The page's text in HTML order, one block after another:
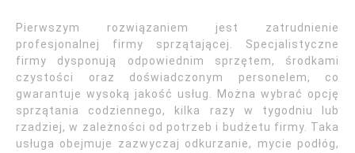
Pierwszym rozwiązaniem jest zatrudnienie
profesjonalnej firmy sprzątającej. Specjalistyczne
firmy dysponują odpowiednim sprzętem, środkami
czystości oraz doświadczonym personelem, co
gwarantuje wysoką jakość usług. Można wybrać opcję
sprzątania codziennego, kilka razy w tygodniu lub
rzadziej, w zależności od potrzeb i budżetu firmy. Taka
usługa obejmuje zazwyczaj odkurzanie, mycie podłóg,